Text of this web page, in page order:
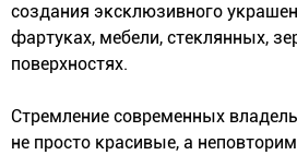
создания эксклюзивного
фартуках, мебели, стеклянных,
поверхностях.
Стремление современных
не просто красивые, а